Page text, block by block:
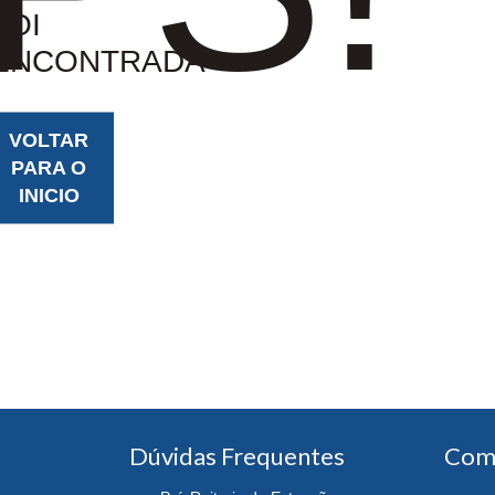
VOLTAR
PARA O
INICIO
Dúvidas Frequentes